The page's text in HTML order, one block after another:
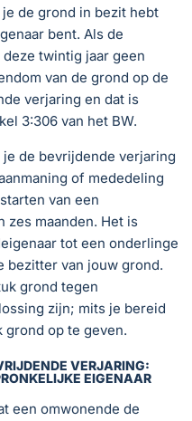
de grond in bezit hebt
bent. Als de
twintig jaar geen
van de grond op de
verjaring en dat is
3:306 van het BW.
de bevrijdende verjaring
of mededeling
van een
maanden. Het is
tot een onderlinge
bezitter van jouw grond.
grond tegen
zijn; mits je bereid
grond op te geven.
VERJARING:
EIGENAAR
een omwonende de